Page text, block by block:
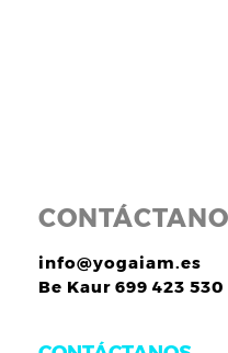
info@yogaiam.es
Be Kaur 699 423 530